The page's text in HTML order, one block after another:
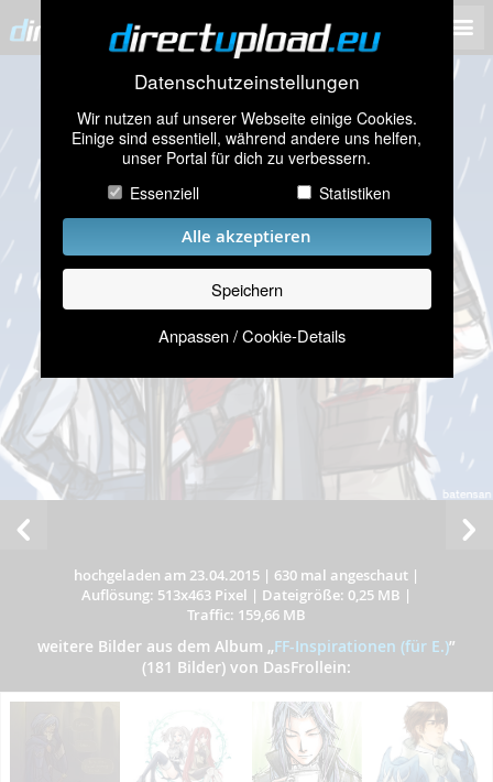
Datenschutzeinstellungen
Wir nutzen auf unserer Webseite einige Cookies.
Einige sind essentiell, während andere uns helfen,
unser Portal für dich zu verbessern.
Essenziell
Statistiken
Alle akzeptieren
Speichern
Anpassen / Cookie-Details
hochgeladen am 23.04.2015 | 630 mal angeschaut |
Auflösung: 513x463 Pixel | Dateigröße: 0,25 MB |
Traffic: 159,66 MB
weitere Bilder aus dem Album „FF-Inspirationen (für E.)”
(181 Bilder) von DasFrollein: